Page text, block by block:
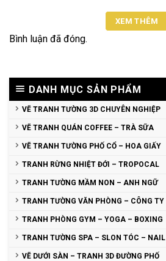
XEM THÊM
Bình luận đã đóng.
DANH MỤC SẢN PHẨM
VẼ TRANH TƯỜNG 3D CHUYÊN NGHIỆP
VẼ TRANH QUÁN COFFEE – TRÀ SỮA
VẼ TRANH TƯỜNG PHỐ CỔ – HOA GIẤY
TRANH RỪNG NHIỆT ĐỚI – TROPOCAL
TRANH TƯỜNG MẦM NON – ANH NGỮ
TRANH TƯỜNG VĂN PHÒNG – CÔNG TY
TRANH PHÒNG GYM – YOGA – BOXING
TRANH TƯỜNG SPA – SLON TÓC – NAIL
VẼ DƯỚI SÀN – TRANH 3D ĐƯỜNG PHỐ